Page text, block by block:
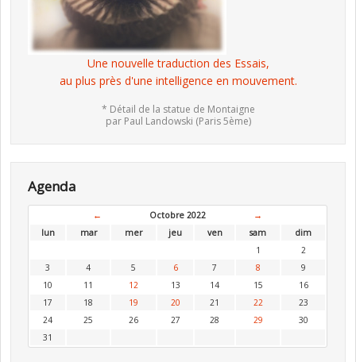
Une nouvelle traduction des Essais,
au plus près d'une intelligence en mouvement.
* Détail de la statue de Montaigne
par Paul Landowski (Paris 5ème)
Agenda
← Octobre 2022
→
lun
mar mer jeu ven sam
dim
1
2
3
4 5 6 7 8
9
10
11 12 13 14 15
16
17
18 19 20 21 22
23
24
25 26 27 28 29
30
31